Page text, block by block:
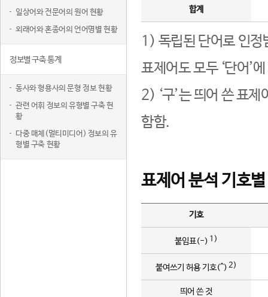
일상어와 전문어의 원어 현황
외래어와 혼종어의 언어명별 현황
정보별 구축 통계
동사와 형용사의 문형 정보 현황
관련 어휘 정보의 유형별 구축 현
황
다중 매체(멀티미디어) 정보의 유
형별 구축 현황
합계
1) 독립된 단어로 인정
표제어도 모두 ‘단어’
2) ‘구’는 띄어 쓴 표
함함.
표제어 분석 기호
기호
붙임표(-) 1)
붙여쓰기 허용 기호(^) 2)
띄어 쓴 것